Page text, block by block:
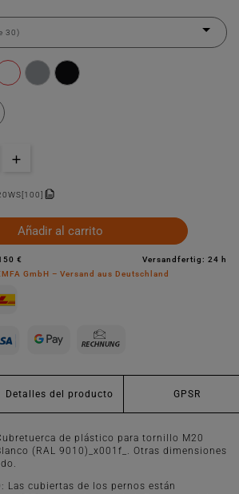
Añadir al carrito
€
Versandfertig: 24 h
GmbH – Versand aus Deutschland
Detalles del producto GPSR
de plástico para tornillo M20
(RAL 9010)_x001f_. Otras dimensiones
Las cubiertas de los pernos están